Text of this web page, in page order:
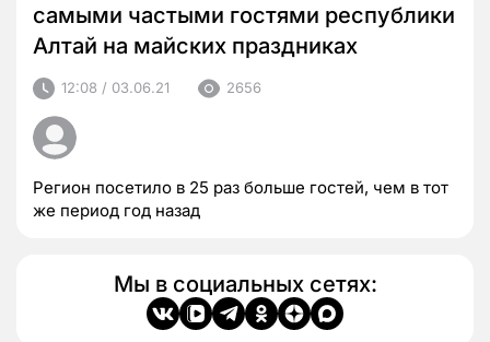
самыми частыми гостями республики
Алтай на майских праздниках
12:08 / 03.06.21 2656
Регион посетило в 25 раз больше гостей, чем в тот
же период год назад
Мы в социальных сетях: